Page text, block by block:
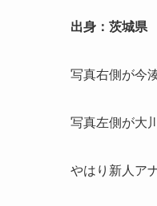
出身：茨城県
写真右側が今
写真左側が大
やはり新人ア